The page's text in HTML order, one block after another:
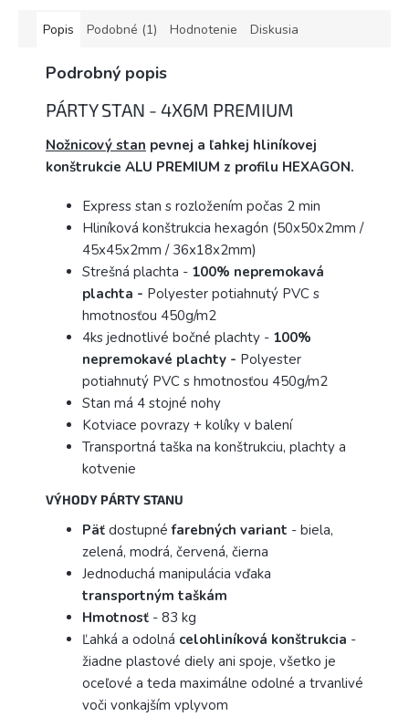
Popis Podobné (1) Hodnotenie Diskusia
Podrobný popis
PÁRTY STAN - 4X6M PREMIUM
Nožnicový stan pevnej a ľahkej hliníkovej
konštrukcie ALU PREMIUM z profilu HEXAGON.
Express stan s rozložením počas 2 min
Hliníková konštrukcia hexagón (50x50x2mm /
45x45x2mm / 36x18x2mm)
Strešná plachta - 100% nepremokavá
plachta - Polyester potiahnutý PVC s
hmotnosťou 450g/m2
4ks jednotlivé bočné plachty - 100%
nepremokavé plachty - Polyester
potiahnutý PVC s hmotnosťou 450g/m2
Stan má 4 stojné nohy
Kotviace povrazy + kolíky v balení
Transportná taška na konštrukciu, plachty a
kotvenie
VÝHODY PÁRTY STANU
Päť dostupnéfarebných variant - biela,
zelená, modrá, červená, čierna
Jednoduchá manipulácia vďaka
transportným taškám
Hmotnosť - 83 kg
Ľahká a odolná celohliníková konštrukcia -
žiadne plastové diely ani spoje, všetko je
oceľové a teda maximálne odolné a trvanlivé
voči vonkajším vplyvom